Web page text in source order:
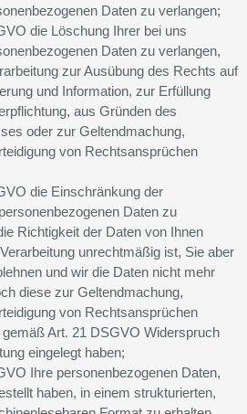
Daten zu verlangen;
die Löschung Ihrer bei uns
Daten zu verlangen,
zur Ausübung des Rechts auf
und Information, zur Erfüllung
aus Gründen des
oder zur Geltendmachung,
von Rechtsansprüchen
die Einschränkung der
Daten zu
Richtigkeit der Daten von Ihnen
unrechtmäßig ist, Sie aber
und wir die Daten nicht mehr
diese zur Geltendmachung,
von Rechtsansprüchen
gemäß Art. 21 DSGVO Widerspruch
eingelegt haben;
Ihre personenbezogenen Daten,
haben, in einem strukturierten,